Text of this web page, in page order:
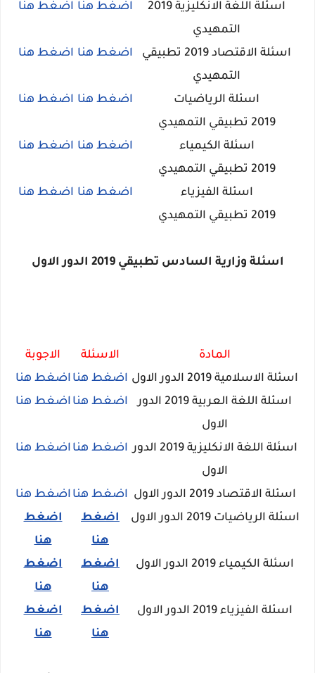
اسئلة اللغة الانكليزية 2019
التمهيدي
اضغط هنا اضغط هنا
اسئلة الاقتصاد 2019 تطبيقي
التمهيدي
اضغط هنا اضغط هنا
اسئلة الرياضيات
2019 تطبيقي التمهيدي
اضغط هنا اضغط هنا
اسئلة الكيمياء
2019 تطبيقي التمهيدي
اضغط هنا اضغط هنا
اسئلة الفيزياء
2019 تطبيقي التمهيدي
اضغط هنا اضغط هنا
اسئلة وزارية السادس تطبيقي 2019 الدور الاول
المادة الاسئلة
الاجوبة
اسئلة الاسلامية 2019 الدور الاول
اضغط هنا اضغط هنا
اسئلة اللغة العربية 2019 الدور
الاول
اضغط هنا اضغط هنا
اسئلة اللغة الانكليزية 2019 الدور
الاول
اضغط هنا اضغط هنا
اسئلة الاقتصاد 2019 الدور الاول اضغط هنا اضغط هنا
اسئلة الرياضيات 2019 الدور الاول
اضغط
هنا
اضغط
هنا
اسئلة الكيمياء 2019 الدور الاول
اضغط
هنا
اضغط
هنا
اسئلة الفيزياء 2019 الدور الاول
اضغط
هنا
اضغط
هنا